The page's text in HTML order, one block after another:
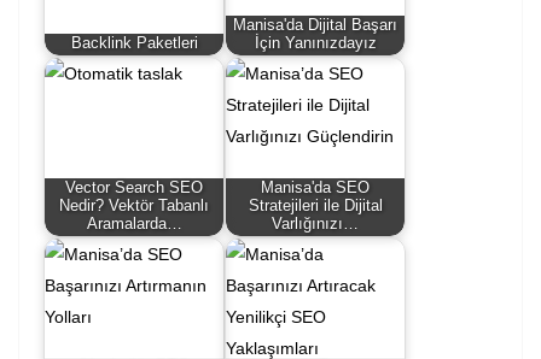
Backlink Paketleri
Manisa'da Dijital Başarı
İçin Yanınızdayız
Vector Search SEO
Nedir? Vektör Tabanlı
Aramalarda…
Manisa'da SEO
Stratejileri ile Dijital
Varlığınızı…